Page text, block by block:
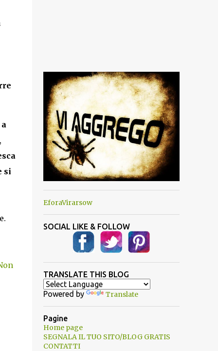
si
EforaVirarsow
SOCIAL LIKE & FOLLOW
TRANSLATE THIS BLOG
Powered by Translate
Pagine
Home page
SEGNALA IL TUO SITO/BLOG GRATIS
CONTATTI